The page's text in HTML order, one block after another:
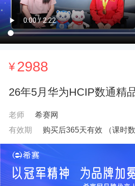
¥2988
26年5月华为HCIP数通精
老师
希赛网
有效期
购买后365天有效 （课时数